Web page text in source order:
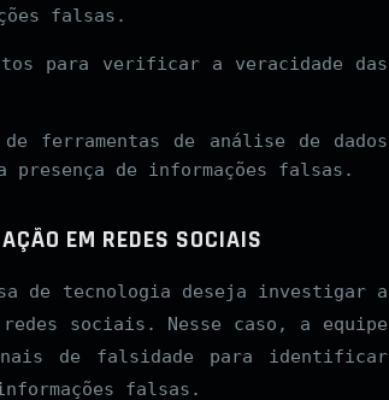
falsas.
para verificar a veracidade das
ferramentas de análise de dados
de informações falsas.
EM REDES SOCIAIS
de tecnologia deseja investigar a
sociais. Nesse caso, a equipe
de falsidade para identificar
falsas.